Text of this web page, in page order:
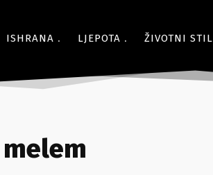
ISHRANA LJEPOTA ŽIVOTNI STIL